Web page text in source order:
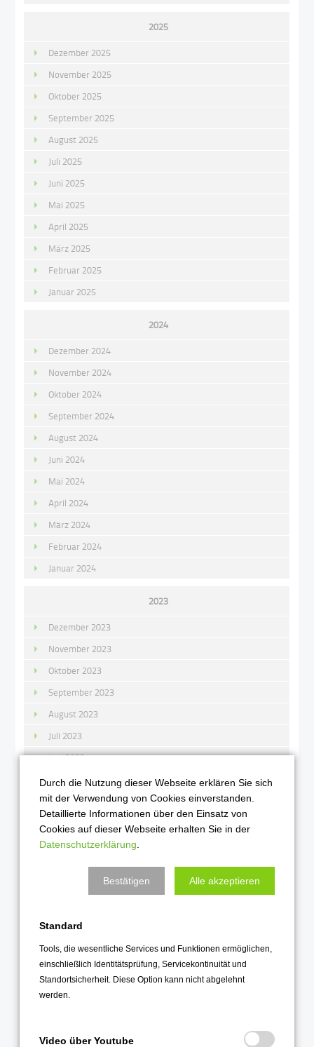
2025
Dezember 2025
November 2025
Oktober 2025
September 2025
August 2025
Juli 2025
Juni 2025
Mai 2025
April 2025
März 2025
Februar 2025
Januar 2025
2024
Dezember 2024
November 2024
Oktober 2024
September 2024
August 2024
Juni 2024
Mai 2024
April 2024
März 2024
Februar 2024
Januar 2024
2023
Dezember 2023
November 2023
Oktober 2023
September 2023
August 2023
Juli 2023
Juni 2023
Mai 2023
April 2023
März 2023
Februar 2023
Januar 2023
2022
Dezember 2022
November 2022
Oktober 2022
September 2022
Durch die Nutzung dieser Webseite erklären Sie sich
mit der Verwendung von Cookies einverstanden.
Detaillierte Informationen über den Einsatz von
Cookies auf dieser Webseite erhalten Sie in der
Datenschutzerklärung
Bestätigen Alle akzeptieren
Standard
Tools, die wesentliche Services und Funktionen ermöglichen,
einschließlich Identitätsprüfung, Servicekontinuität und
Standortsicherheit. Diese Option kann nicht abgelehnt
werden.
Video über Youtube